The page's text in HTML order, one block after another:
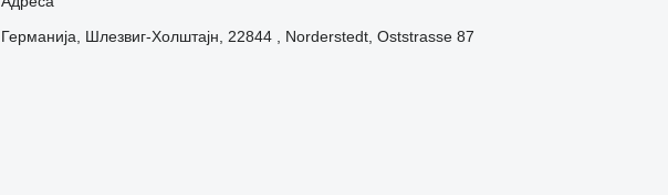
Германија, Шлезвиг-Холштајн, 22844 , Norderstedt, Oststrasse 87